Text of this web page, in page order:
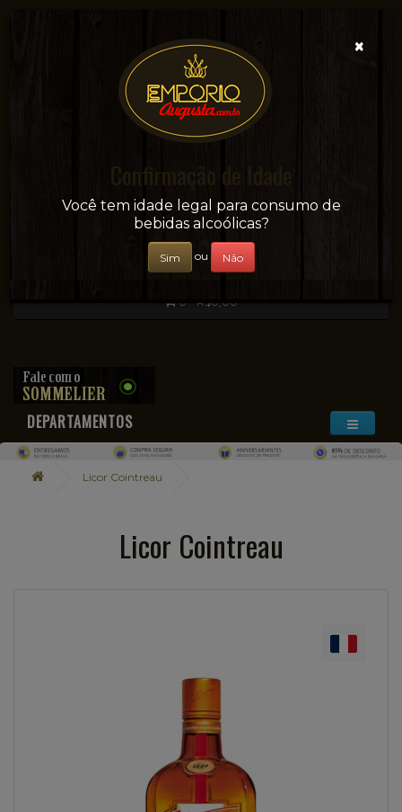
Sua conveniência e adega on-line!
0 - R$0,00
DEPARTAMENTOS
Licor Cointreau
Licor Cointreau
×
Confirmação de Idade
Você tem idade legal para consumo de
bebidas alcoólicas?
Sim ou Não